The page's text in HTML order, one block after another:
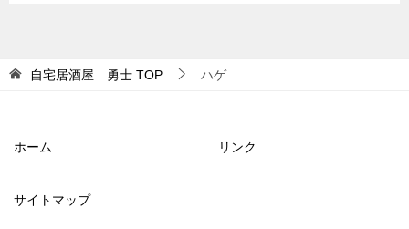
自宅居酒屋 勇士 TOP ハゲ
ホーム リンク
サイトマップ